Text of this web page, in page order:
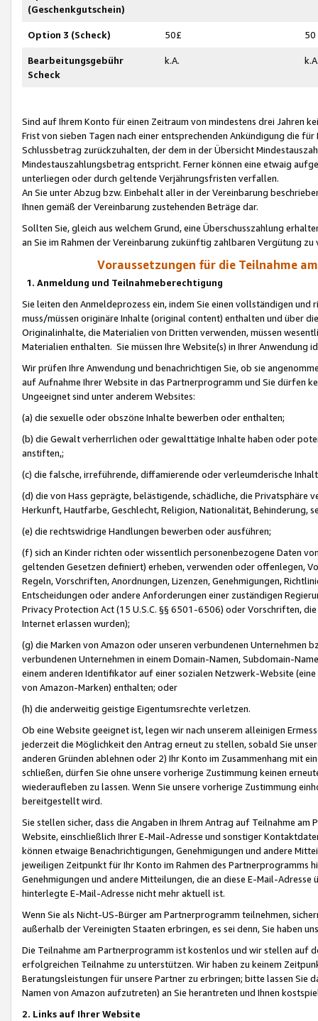
(Geschenkgutschein)
Option 3 (Scheck) 50£ 50
Bearbeitungsgebühr
Scheck
k.A.
Sind auf Ihrem Konto für einen Zeitraum von mindestens drei Jahren
Frist von sieben Tagen nach einer entsprechenden Ankündigung die
Schlussbetrag zurückzuhalten, der dem in der Übersicht
Mindestauszahlungsbetrag entspricht. Ferner können eine etwaig
unterliegen oder durch geltende Verjährungsfristen verfallen.
An Sie unter Abzug bzw. Einbehalt aller in der Vereinbarung
Ihnen gemäß der Vereinbarung zustehenden Beträge dar.
Sollten Sie, gleich aus welchem Grund, eine Überschusszahlung
an Sie im Rahmen der Vereinbarung zukünftig zahlbaren Vergütung zu
Voraussetzungen für die Teilnahme
1. Anmeldung und Teilnahmeberechtigung
Sie leiten den Anmeldeprozess ein, indem Sie einen vollständigen
muss/müssen originäre Inhalte (original content) enthalten und über
Originalinhalte, die Materialien von Dritten verwenden, müssen
Materialien enthalten. Sie müssen Ihre Website(s) in Ihrer Anwendung
Wir prüfen Ihre Anwendung und benachrichtigen Sie, ob sie
auf Aufnahme Ihrer Website in das Partnerprogramm und Sie dürfen
Ungeeignet sind unter anderem Websites:
(a) die sexuelle oder obszöne Inhalte bewerben oder enthalten;
(b) die Gewalt verherrlichen oder gewalttätige Inhalte haben oder
anstiften,;
(c) die falsche, irreführende, diffamierende oder verleumderische
(d) die von Hass geprägte, belästigende, schädliche, die Privatsphäre
Herkunft, Hautfarbe, Geschlecht, Religion, Nationalität, Behinderung,
(e) die rechtswidrige Handlungen bewerben oder ausführen;
(f) sich an Kinder richten oder wissentlich personenbezogene Daten
geltenden Gesetzen definiert) erheben, verwenden oder offenlegen,
Regeln, Vorschriften, Anordnungen, Lizenzen, Genehmigungen,
Entscheidungen oder andere Anforderungen einer zuständigen
Privacy Protection Act (15 U.S.C. §§ 6501-6506) oder Vorschriften,
Internet erlassen wurden);
(g) die Marken von Amazon oder unseren verbundenen Unternehmen
verbundenen Unternehmen in einem Domain-Namen, Subdomain-
einem anderen Identifikator auf einer sozialen Netzwerk-Website
von Amazon-Marken) enthalten; oder
(h) die anderweitig geistige Eigentumsrechte verletzen.
Ob eine Website geeignet ist, legen wir nach unserem alleinigen
jederzeit die Möglichkeit den Antrag erneut zu stellen, sobald Sie
anderen Gründen ablehnen oder 2) Ihr Konto im Zusammenhang mit
schließen, dürfen Sie ohne unsere vorherige Zustimmung keinen
wiederaufleben zu lassen. Wenn Sie unsere vorherige Zustimmung
bereitgestellt wird.
Sie stellen sicher, dass die Angaben in Ihrem Antrag auf Teilnahme
Website, einschließlich Ihrer E-Mail-Adresse und sonstiger
können etwaige Benachrichtigungen, Genehmigungen und andere
jeweiligen Zeitpunkt für Ihr Konto im Rahmen des Partnerprogramms
Genehmigungen und andere Mitteilungen, die an diese E-Mail-
hinterlegte E-Mail-Adresse nicht mehr aktuell ist.
Wenn Sie als Nicht-US-Bürger am Partnerprogramm teilnehmen,
außerhalb der Vereinigten Staaten erbringen, es sei denn, Sie haben
Die Teilnahme am Partnerprogramm ist kostenlos und wir stellen auf
erfolgreichen Teilnahme zu unterstützen. Wir haben zu keinem
Beratungsleistungen für unsere Partner zu erbringen; bitte lassen Sie
Namen von Amazon aufzutreten) an Sie herantreten und Ihnen
2. Links auf Ihrer Website